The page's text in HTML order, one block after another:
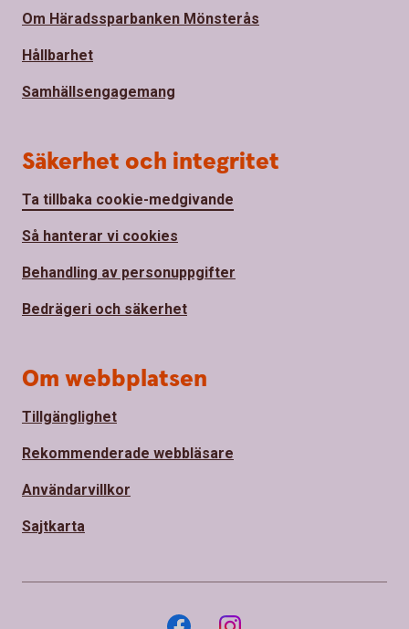
Om Häradssparbanken Mönsterås
Hållbarhet
Samhällsengagemang
Säkerhet och integritet
Ta tillbaka cookie-medgivande
Så hanterar vi cookies
Behandling av personuppgifter
Bedrägeri och säkerhet
Om webbplatsen
Tillgänglighet
Rekommenderade webbläsare
Användarvillkor
Sajtkarta